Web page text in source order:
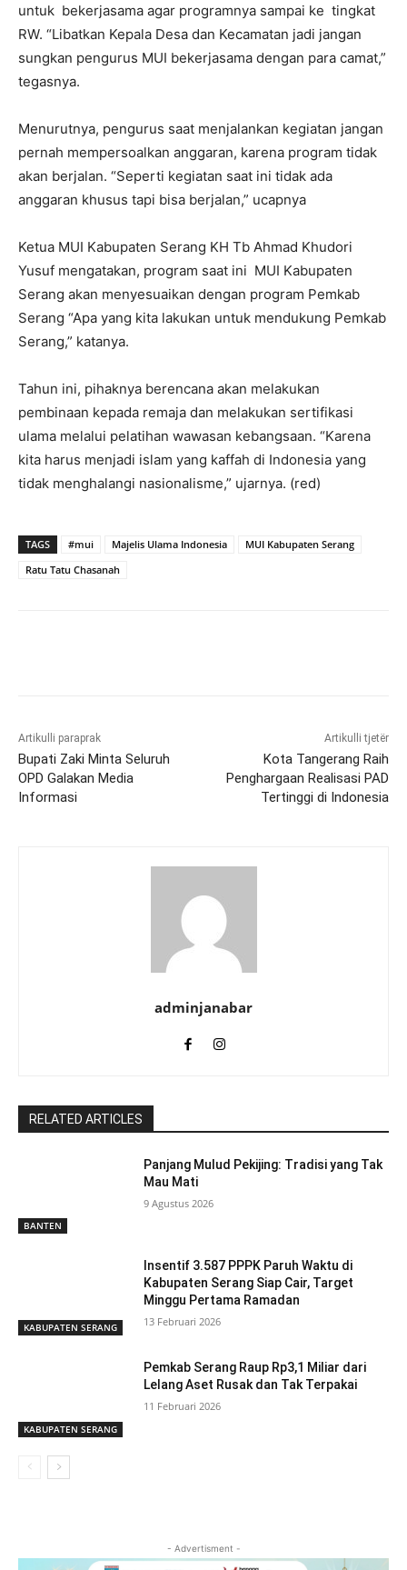
untuk bekerjasama agar programnya sampai ke tingkat
RW. “Libatkan Kepala Desa dan Kecamatan jadi jangan
sungkan pengurus MUI bekerjasama dengan para camat,”
tegasnya.
Menurutnya, pengurus saat menjalankan kegiatan jangan
pernah mempersoalkan anggaran, karena program tidak
akan berjalan. “Seperti kegiatan saat ini tidak ada
anggaran khusus tapi bisa berjalan,” ucapnya
Ketua MUI Kabupaten Serang KH Tb Ahmad Khudori
Yusuf mengatakan, program saat ini MUI Kabupaten
Serang akan menyesuaikan dengan program Pemkab
Serang “Apa yang kita lakukan untuk mendukung Pemkab
Serang,” katanya.
Tahun ini, pihaknya berencana akan melakukan
pembinaan kepada remaja dan melakukan sertifikasi
ulama melalui pelatihan wawasan kebangsaan. “Karena
kita harus menjadi islam yang kaffah di Indonesia yang
tidak menghalangi nasionalisme,” ujarnya. (red)
TAGS #mui Majelis Ulama Indonesia
MUI Kabupaten Serang
Ratu Tatu Chasanah
Artikulli paraprak
Bupati Zaki Minta Seluruh
OPD Galakan Media
Informasi
Artikulli tjetër
Kota Tangerang Raih
Penghargaan Realisasi PAD
Tertinggi di Indonesia
adminjanabar
RELATED ARTICLES
BANTEN
Panjang Mulud Pekijing: Tradisi yang Tak
Mau Mati
9 Agustus 2026
KABUPATEN SERANG
Insentif 3.587 PPPK Paruh Waktu di
Kabupaten Serang Siap Cair, Target
Minggu Pertama Ramadan
13 Februari 2026
KABUPATEN SERANG
Pemkab Serang Raup Rp3,1 Miliar dari
Lelang Aset Rusak dan Tak Terpakai
11 Februari 2026
- Advertisment -